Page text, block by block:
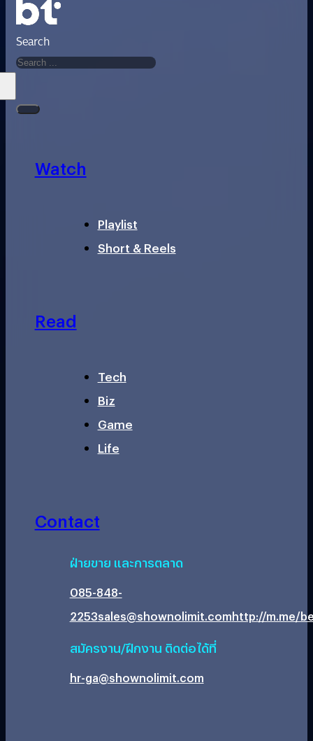
Search
Watch
Playlist
Short & Reels
Read
Tech
Biz
Game
Life
Contact
ฝ่ายขาย และการตลาด
085-848-
2253sales@shownolimit.comhttp://m.me/
สมัครงาน/ฝึกงาน ติดต่อได้ที่
hr-ga@shownolimit.com